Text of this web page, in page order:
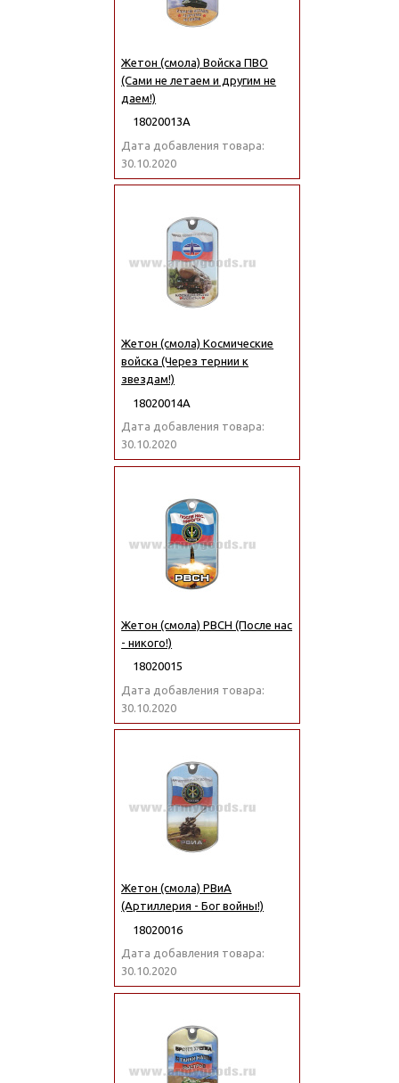
Жетон (смола) Войска ПВО
(Сами не летаем и другим не
даем!)
18020013А
Дата добавления товара:
30.10.2020
Жетон (смола) Космические
войска (Через тернии к
звездам!)
18020014А
Дата добавления товара:
30.10.2020
Жетон (смола) РВСН (После нас
- никого!)
18020015
Дата добавления товара:
30.10.2020
Жетон (смола) РВиА
(Артиллерия - Бог войны!)
18020016
Дата добавления товара:
30.10.2020